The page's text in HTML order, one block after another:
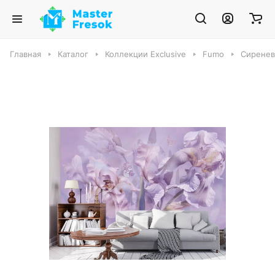
Главная Каталог Коллекции Exclusive Fumo